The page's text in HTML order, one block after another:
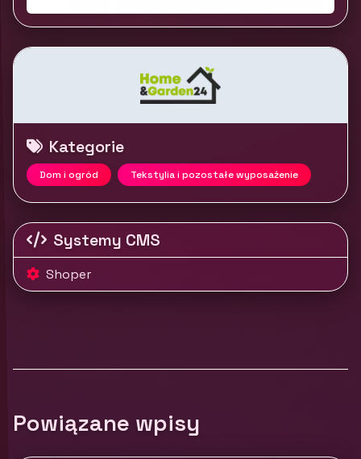
Kategorie
Dom i ogród Tekstylia i pozostałe wyposażenie
Systemy CMS
Shoper
Powiązane wpisy